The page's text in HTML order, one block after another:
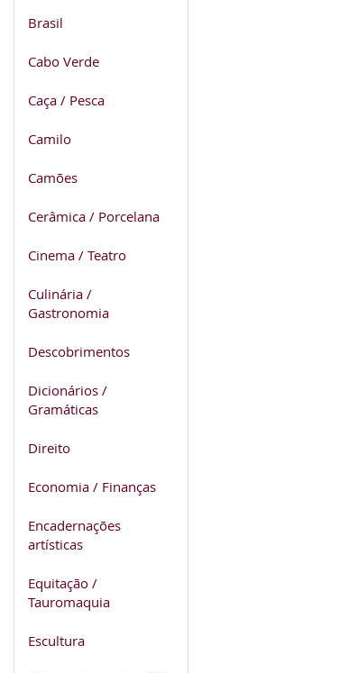
Brasil
Cabo Verde
Caça / Pesca
Camilo
Camões
Cerâmica / Porcelana
Cinema / Teatro
Culinária /
Gastronomia
Descobrimentos
Dicionários /
Gramáticas
Direito
Economia / Finanças
Encadernações
artísticas
Equitação /
Tauromaquia
Escultura